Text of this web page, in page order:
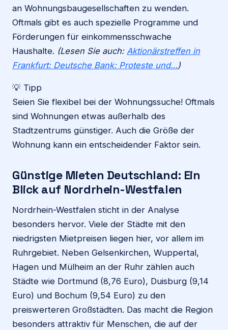
an Wohnungsbaugesellschaften zu wenden.
Oftmals gibt es auch spezielle Programme und
Förderungen für einkommensschwache
Haushalte. (Lesen Sie auch: Aktionärstreffen in
Frankfurt: Deutsche Bank: Proteste und…)
💡 Tipp
Seien Sie flexibel bei der Wohnungssuche! Oftmals
sind Wohnungen etwas außerhalb des
Stadtzentrums günstiger. Auch die Größe der
Wohnung kann ein entscheidender Faktor sein.
Günstige Mieten Deutschland: Ein
Blick auf Nordrhein-Westfalen
Nordrhein-Westfalen sticht in der Analyse
besonders hervor. Viele der Städte mit den
niedrigsten Mietpreisen liegen hier, vor allem im
Ruhrgebiet. Neben Gelsenkirchen, Wuppertal,
Hagen und Mülheim an der Ruhr zählen auch
Städte wie Dortmund (8,76 Euro), Duisburg (9,14
Euro) und Bochum (9,54 Euro) zu den
preiswerteren Großstädten. Das macht die Region
besonders attraktiv für Menschen, die auf der